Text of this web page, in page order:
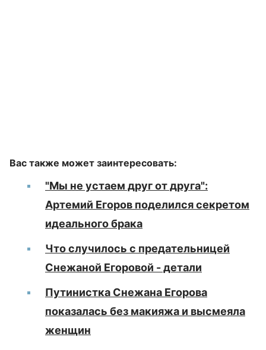
Вас также может заинтересовать:
"Мы не устаем друг от друга":
Артемий Егоров поделился секретом
идеального брака
Что случилось с предательницей
Снежаной Егоровой - детали
Путинистка Снежана Егорова
показалась без макияжа и высмеяла
женщин